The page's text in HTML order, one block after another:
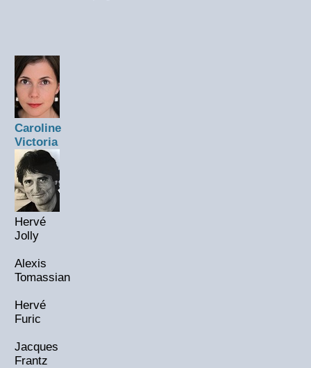
Caroline
Victoria
Hervé
Jolly
Alexis
Tomassian
Hervé
Furic
Jacques
Frantz